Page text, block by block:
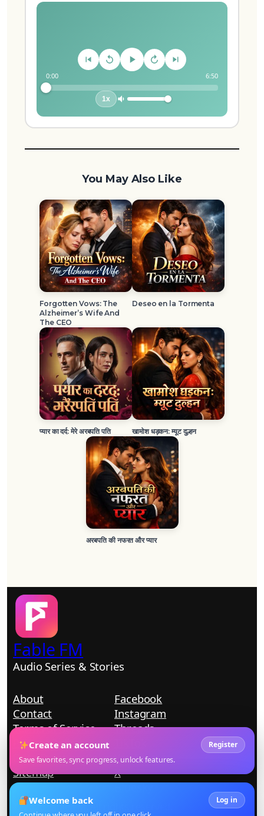
0:00 6:50
1x
You May Also Like
Forgotten Vows: The
Alzheimer’s Wife And
The CEO
Deseo en la Tormenta
प्यार का दर्द: मेरे अरबपति पति खामोश धड़कन: म्यूट दुल्हन
अरबपति की नफरत और प्यार
Fable FM
Audio Series & Stories
About
Contact
Terms of Service
Privacy Policy
Data Deletion Policy
Sitemap
Facebook
Instagram
Threads
YouTube
X
Bluesky
© 2026 Fable FM. All rights reserved.
Create an account
Register
Save favorites, sync progress, unlock features.
Welcome back
Log in